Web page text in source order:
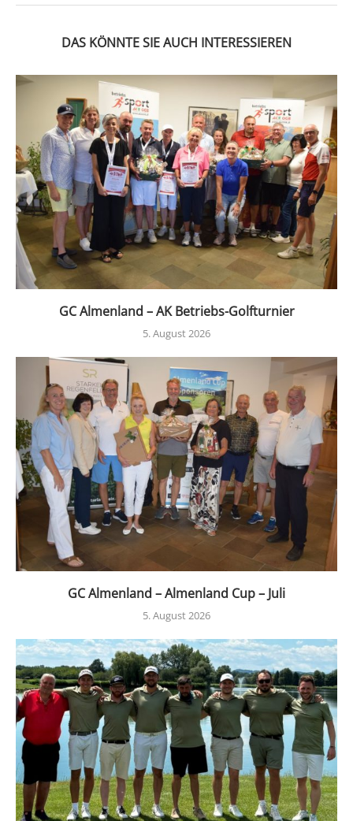
DAS KÖNNTE SIE AUCH INTERESSIEREN
GC Almenland – AK Betriebs-Golfturnier
5. August 2026
GC Almenland – Almenland Cup – Juli
5. August 2026